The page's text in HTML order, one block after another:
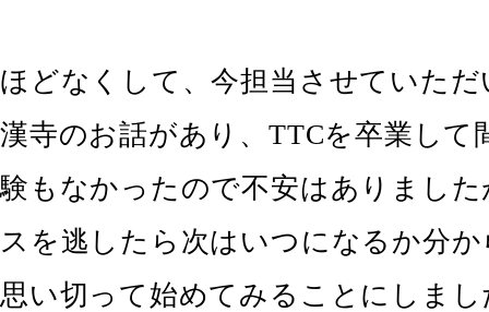
ほどなくして、今担当させていた
漢寺のお話があり、TTCを卒業して
験もなかったので不安はありまし
スを逃したら次はいつになるか分
思い切って始めてみることにしまし